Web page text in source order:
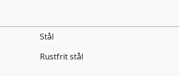
Stål
Rustfrit stål